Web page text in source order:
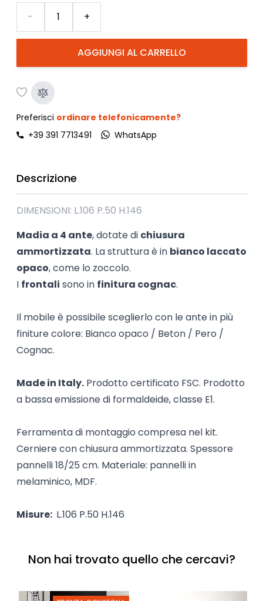
AGGIUNGI AL CARRELLO
- +
Preferisci ordinare telefonicamente?
+39 391 7713491
WhatsApp
Descrizione
DIMENSIONI: L.106 P.50 H.146
Madia a 4 ante, dotate di chiusura
ammortizzata. La struttura è in bianco laccato
opaco, come lo zoccolo.
I frontali sono in finitura cognac.
Il mobile è possibile sceglierlo con le ante in più
finiture colore: Bianco opaco / Beton / Pero /
Cognac.
Made in Italy.Prodotto certificato FSC. Prodotto
a bassa emissione di formaldeide, classe E1.
Ferramenta di montaggio compresa nel kit.
Cerniere con chiusura ammortizzata. Spessore
pannelli 18/25 cm. Materiale: pannelli in
melaminico, MDF.
Misure: L.106 P.50 H.146
Non hai trovato quello che cercavi?